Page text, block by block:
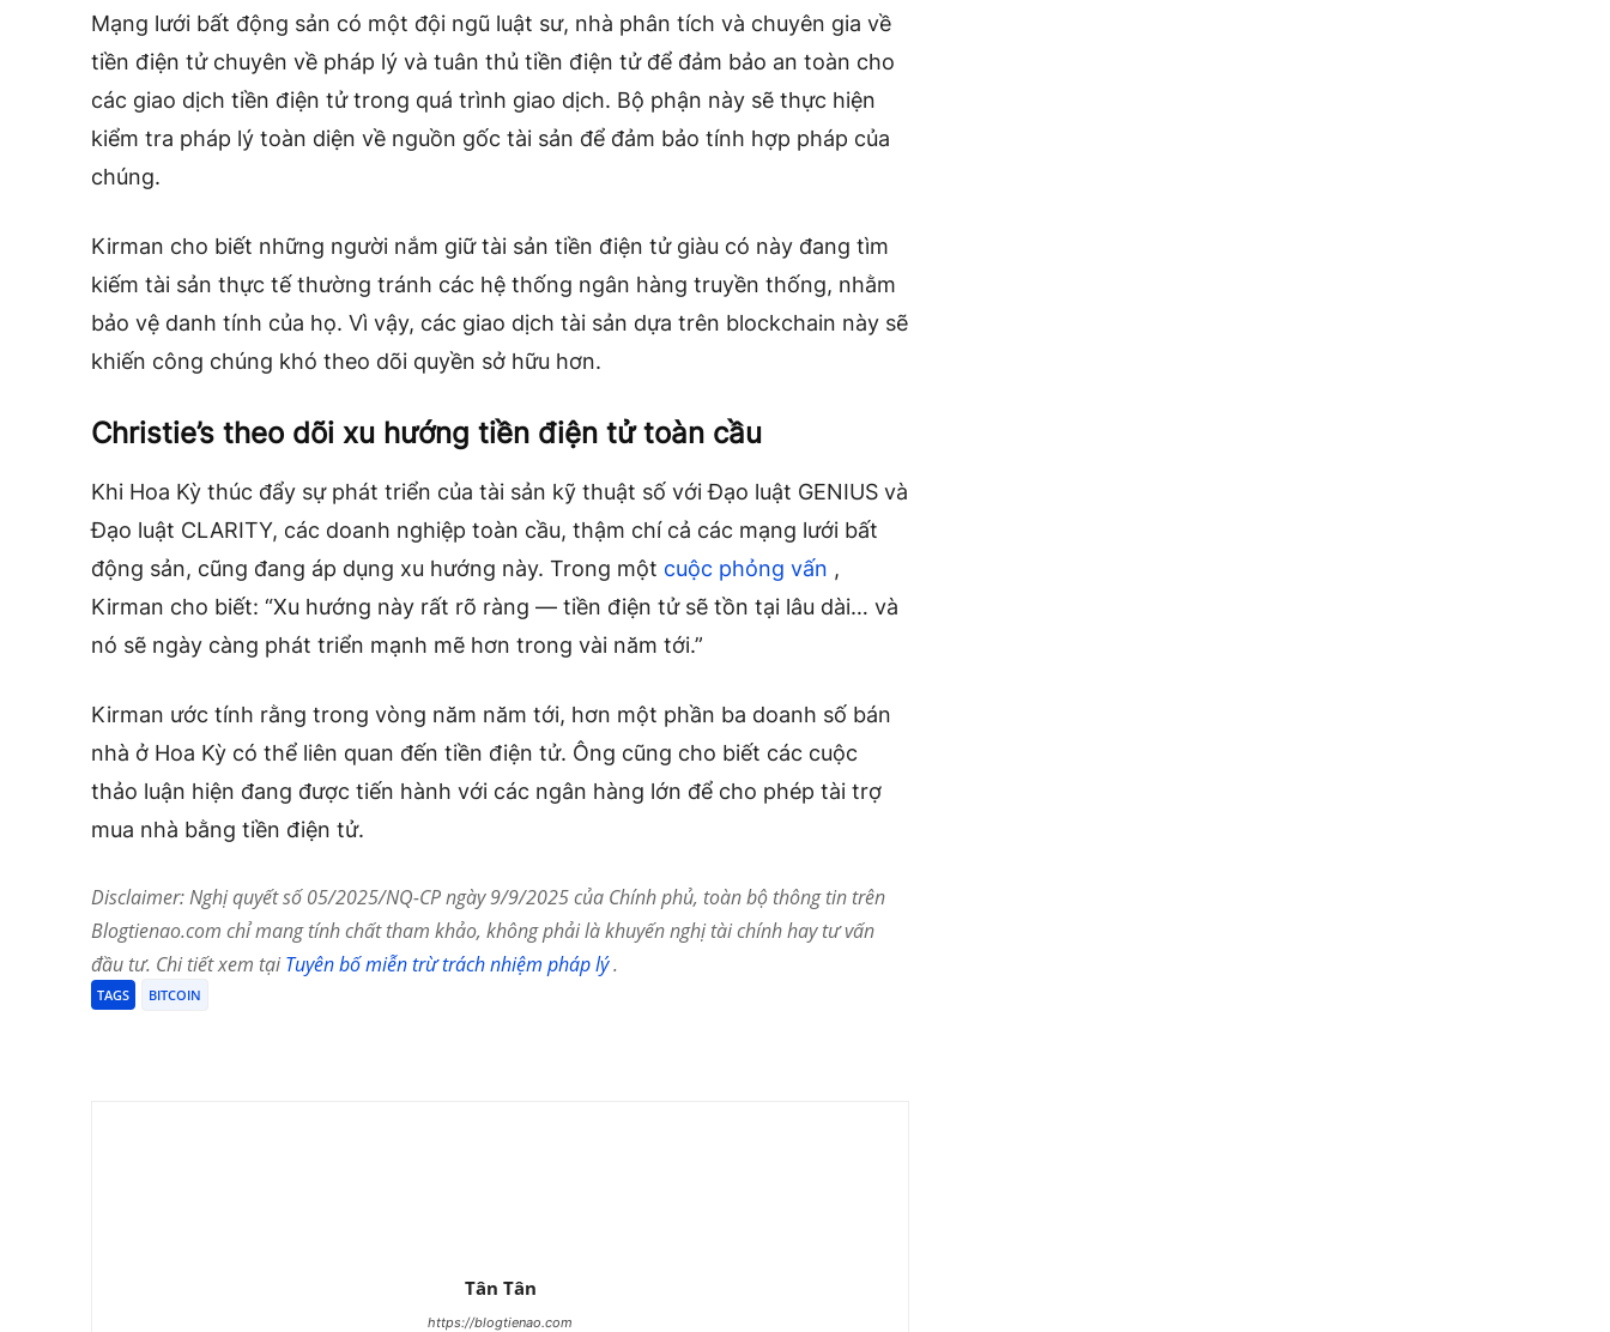
Mạng lưới bất động sản có một đội ngũ luật sư, nhà phân tích và chuyên gia về
tiền điện tử chuyên về pháp lý và tuân thủ tiền điện tử để đảm bảo an toàn cho
các giao dịch tiền điện tử trong quá trình giao dịch. Bộ phận này sẽ thực hiện
kiểm tra pháp lý toàn diện về nguồn gốc tài sản để đảm bảo tính hợp pháp của
chúng.
Kirman cho biết những người nắm giữ tài sản tiền điện tử giàu có này đang tìm
kiếm tài sản thực tế thường tránh các hệ thống ngân hàng truyền thống, nhằm
bảo vệ danh tính của họ. Vì vậy, các giao dịch tài sản dựa trên blockchain này sẽ
khiến công chúng khó theo dõi quyền sở hữu hơn.
Christie’s theo dõi xu hướng tiền điện tử toàn cầu
Khi Hoa Kỳ thúc đẩy sự phát triển của tài sản kỹ thuật số với Đạo luật GENIUS và
Đạo luật CLARITY, các doanh nghiệp toàn cầu, thậm chí cả các mạng lưới bất
động sản, cũng đang áp dụng xu hướng này. Trong một cuộc phỏng vấn ,
Kirman cho biết: “Xu hướng này rất rõ ràng — tiền điện tử sẽ tồn tại lâu dài… và
nó sẽ ngày càng phát triển mạnh mẽ hơn trong vài năm tới.”
Kirman ước tính rằng trong vòng năm năm tới, hơn một phần ba doanh số bán
nhà ở Hoa Kỳ có thể liên quan đến tiền điện tử. Ông cũng cho biết các cuộc
thảo luận hiện đang được tiến hành với các ngân hàng lớn để cho phép tài trợ
mua nhà bằng tiền điện tử.
Disclaimer: Nghị quyết số 05/2025/NQ-CP ngày 9/9/2025 của Chính phủ, toàn bộ thông tin trên
Blogtienao.com chỉ mang tính chất tham khảo, không phải là khuyến nghị tài chính hay tư vấn
đầu tư. Chi tiết xem tạiTuyên bố miễn trừ trách nhiệm pháp lý.
TAGS BITCOIN
Tân Tân
https://blogtienao.com